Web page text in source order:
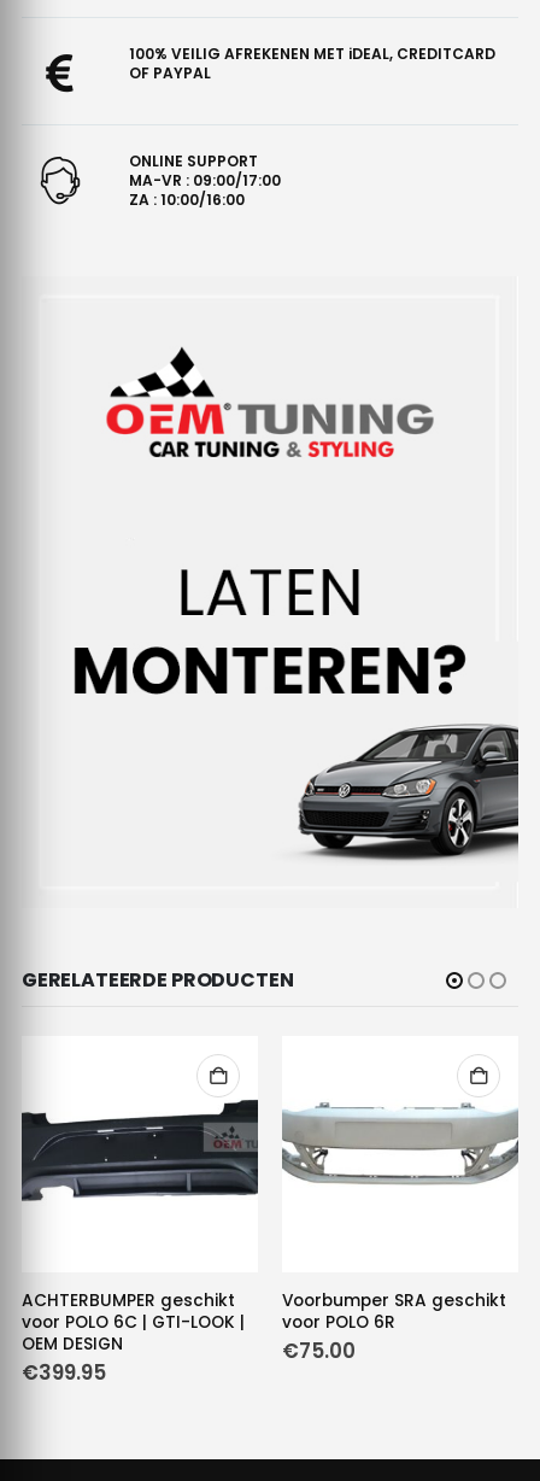
100% VEILIG AFREKENEN MET iDEAL, CREDITCARD
OF PAYPAL
ONLINE SUPPORT
MA-VR : 09:00/17:00
ZA : 10:00/16:00
GERELATEERDE PRODUCTEN
ACHTERBUMPER geschikt
voor POLO 6C | GTI-LOOK |
OEM DESIGN
€399.95
Voorbumper SRA geschikt
voor POLO 6R
€75.00